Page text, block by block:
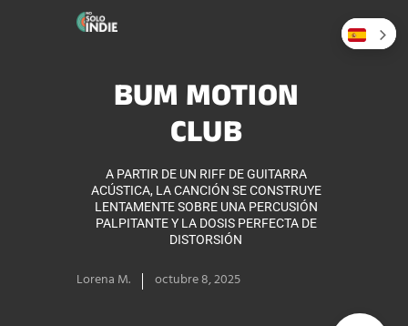
BUM MOTION
CLUB
A PARTIR DE UN RIFF DE GUITARRA
ACÚSTICA, LA CANCIÓN SE CONSTRUYE
LENTAMENTE SOBRE UNA PERCUSIÓN
PALPITANTE Y LA DOSIS PERFECTA DE
DISTORSIÓN
Lorena M. octubre 8, 2025